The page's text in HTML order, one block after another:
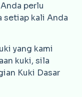
perlu
setiap kali Anda
yang kami
kuki, sila
Kuki Dasar